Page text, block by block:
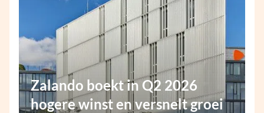
Zalando boekt in Q2 2026
hogere winst en versnelt groei